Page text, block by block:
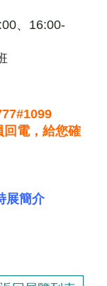
、16:00-
回電，給您確
展簡介